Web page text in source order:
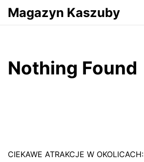
Przejdź do serwisu magazynkaszuby.pl
Magazyn Kaszuby
Nothing Found
CIEKAWE ATRAKCJE W OKOLICACH: